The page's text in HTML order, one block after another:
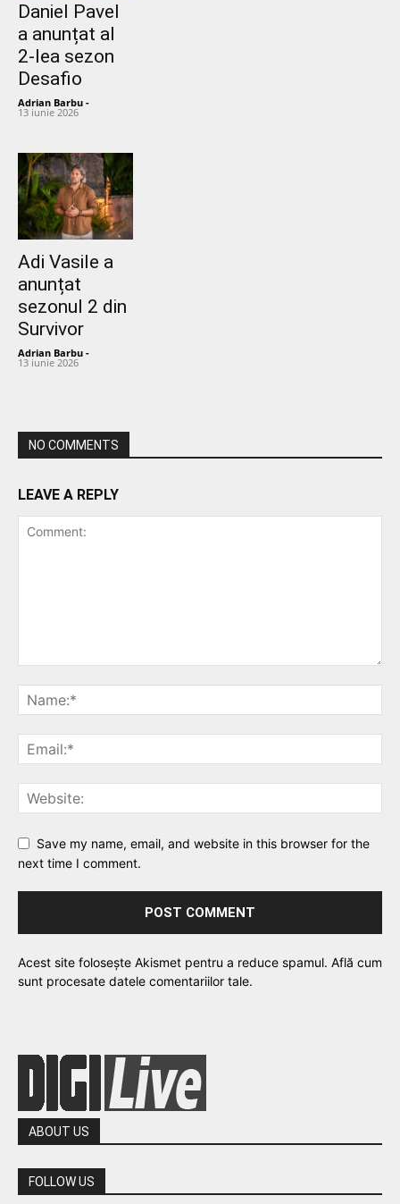
Daniel Pavel
a anunțat al
2-lea sezon
Desafio
Adrian Barbu -
13 iunie 2026
Adi Vasile a
anunțat
sezonul 2 din
Survivor
Adrian Barbu -
13 iunie 2026
NO COMMENTS
LEAVE A REPLY
Save my name, email, and website in this browser for the
next time I comment.
Acest site folosește Akismet pentru a reduce spamul. Află cum
sunt procesate datele comentariilor tale.
ABOUT US
FOLLOW US